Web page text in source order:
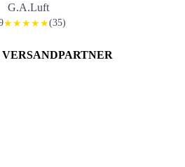
G.A.Luft
★★★★★(35)